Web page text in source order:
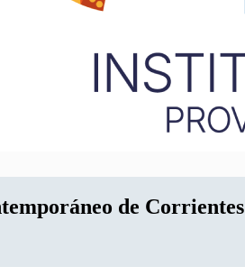
de Corrientes